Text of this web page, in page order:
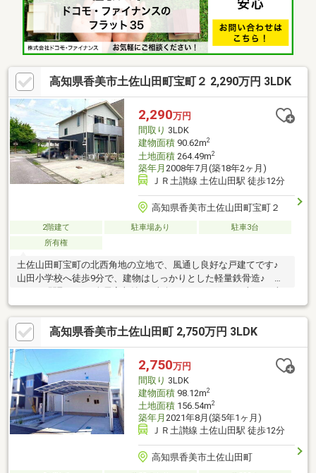
軽自動車含む3台駐車可能！カーポート2台分付きで、雨や直射日
光からお車を守ります。■洪水・津波浸水想定区域・土砂災害警
戒区域の全てエリア外です。もしもの災害時も安心の立地です。
高知県香美市土佐山田町宝町２ 2,290万円 3LDK
2,290万円
間取り 3LDK
建物面積90.62m2
土地面積264.49m2
築年月 2008年7月(築18年2ヶ月)
ＪＲ土讃線 土佐山田駅 徒歩12分
高知県香美市土佐山田町宝町２
2階建て 駐車場あり
駐車3台
所有権
土佐山田町宝町の北西角地の立地で、風通し良好な戸建てです♪
山田小学校へ徒歩9分で、建物はしっかりとした軽量鉄骨造♪
庭もあります♪ お車を趣味にされている方や、お車に加えてバイ
クなどを持たれている方にうれしい、6台駐車可能なゆったりとし
たスペースがあります♪
高知県香美市土佐山田町 2,750万円 3LDK
2,750万円
間取り 3LDK
建物面積98.12m2
土地面積156.54m2
築年月 2021年8月(築5年1ヶ月)
ＪＲ土讃線 土佐山田駅 徒歩12分
高知県香美市土佐山田町